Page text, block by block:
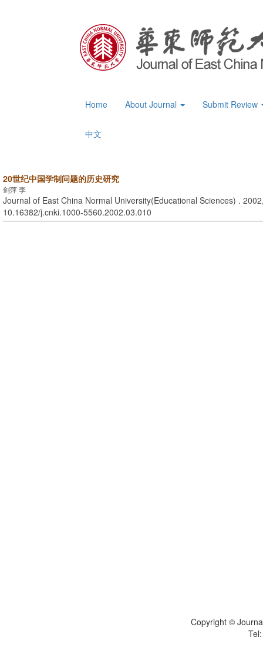
Home About Journal Submit Review
中文
20世纪中国学制问题的历史研究
剑萍 李
Journal of East China Normal University(Educational Sciences) .
10.16382/j.cnki.1000-5560.2002.03.010
Copyright ©